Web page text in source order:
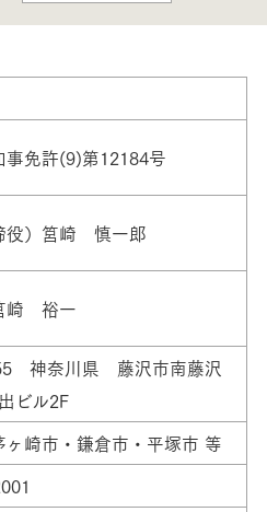
事免許(9)第12184号
役）筥崎 慎一郎
崎 裕一
神奈川県 藤沢市南藤沢
ビル2F
ヶ崎市・鎌倉市・平塚市 等